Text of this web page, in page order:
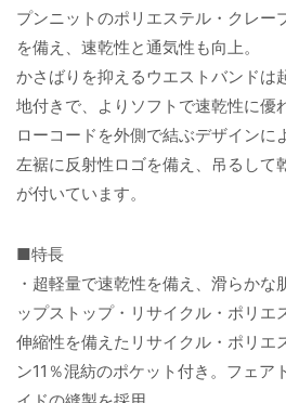
プンニットのポリエステル・クレー
を備え、速乾性と通気性も向上。
かさばりを抑えるウエストバンドは
地付きで、よりソフトで速乾性に優
ローコードを外側で結ぶデザインに
左裾に反射性ロゴを備え、吊るして
が付いています。
■特長
・超軽量で速乾性を備え、滑らかな
ップストップ・リサイクル・ポリエ
伸縮性を備えたリサイクル・ポリエ
ン11％混紡のポケット付き。フェア